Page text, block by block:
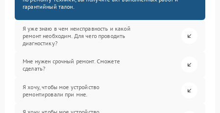
гарантийный талон.
Я уже знаю в чем неисправность и какой
ремонт необходим. Для чего проводить
диагностику?
Мне нужен срочный ремонт. Сможете
сделать?
Я хочу, чтобы мое устройство
ремонтировали при мне.